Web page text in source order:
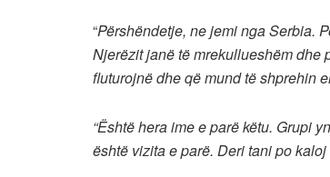
“Përshëndetje, ne jemi nga Serbia.
Njerëzit janë të mrekullueshëm dhe
fluturojnë dhe që mund të shprehin
“Është hera ime e parë këtu. Grupi
është vizita e parë. Deri tani po